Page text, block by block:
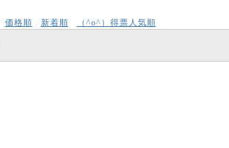
価格順 新着順 （^o^） 得票人気順